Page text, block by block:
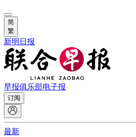
简
繁
新明日报
早报俱乐部电子报
订阅
最新